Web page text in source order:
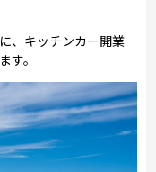
、キッチンカー開業
す。